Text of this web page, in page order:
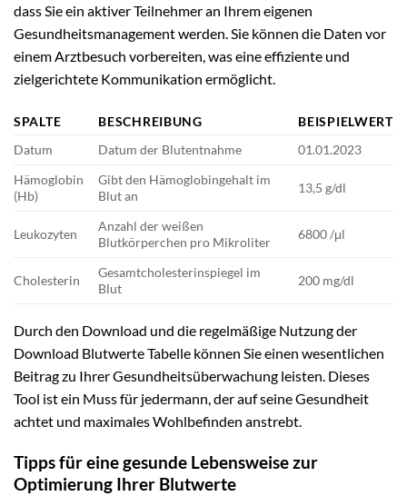
dass Sie ein aktiver Teilnehmer an Ihrem eigenen
Gesundheitsmanagement werden. Sie können die Daten vor
einem Arztbesuch vorbereiten, was eine effiziente und
zielgerichtete Kommunikation ermöglicht.
SPALTE BESCHREIBUNG
BEISPIELWERT
Datum
Datum der Blutentnahme
01.01.2023
Hämoglobin
(Hb)
Gibt den Hämoglobingehalt im
Blut an
13,5 g/dl
Leukozyten
Anzahl der weißen
Blutkörperchen pro Mikroliter
6800 /μl
Cholesterin
Gesamtcholesterinspiegel im
Blut
200 mg/dl
Durch den Download und die regelmäßige Nutzung der
Download Blutwerte Tabelle können Sie einen wesentlichen
Beitrag zu Ihrer Gesundheitsüberwachung leisten. Dieses
Tool ist ein Muss für jedermann, der auf seine Gesundheit
achtet und maximales Wohlbefinden anstrebt.
Tipps für eine gesunde Lebensweise zur
Optimierung Ihrer Blutwerte